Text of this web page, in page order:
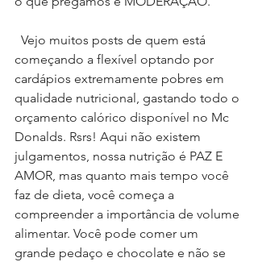
começando a flexível optando por
cardápios extremamente pobres em
qualidade nutricional, gastando todo o
orçamento calórico disponível no Mc
Donalds. Rsrs! Aqui não existem
julgamentos, nossa nutrição é PAZ E
AMOR, mas quanto mais tempo você
faz de dieta, você começa a
compreender a importância de volume
alimentar. Você pode comer um
grande pedaço e chocolate e não se